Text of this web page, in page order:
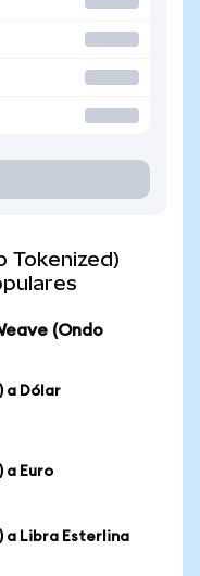
Tokenized)
(Ondo
a Dólar
a Euro
a Libra Esterlina